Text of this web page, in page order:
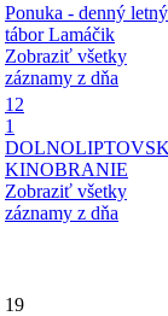
Ponuka - denný letný
tábor Lamáčik
Zobraziť všetky
záznamy z dňa
12
1
KINOBRANIE
Zobraziť všetky
záznamy z dňa
19